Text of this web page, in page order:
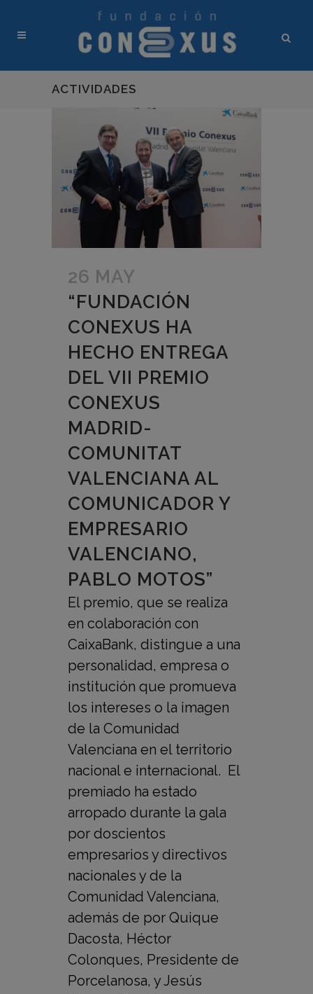
ACTIVIDADES
26 MAY
“FUNDACIÓN
CONEXUS HA
HECHO ENTREGA
DEL VII PREMIO
CONEXUS
MADRID-
COMUNITAT
VALENCIANA AL
COMUNICADOR Y
EMPRESARIO
VALENCIANO,
PABLO MOTOS”
El premio, que se realiza
en colaboración con
CaixaBank, distingue a una
personalidad, empresa o
institución que promueva
los intereses o la imagen
de la Comunidad
Valenciana en el territorio
nacional e internacional. El
premiado ha estado
arropado durante la gala
por doscientos
empresarios y directivos
nacionales y de la
Comunidad Valenciana,
además de por Quique
Dacosta, Héctor
Colonques, Presidente de
Porcelanosa, y Jesús